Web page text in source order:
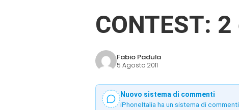
CONTEST:
Fabio Padula
5 Agosto 2011
Nuovo sistema di commenti
iPhoneItalia ha un sistema di